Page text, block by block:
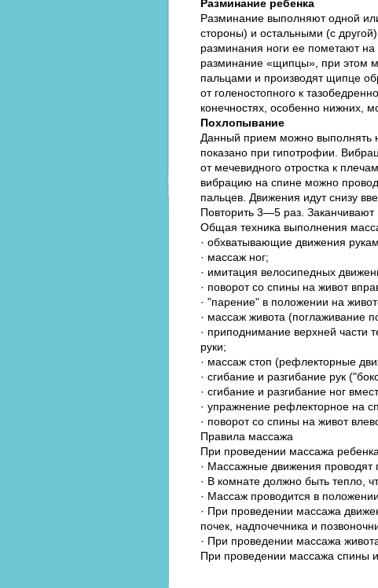
Разминание ребенка
Разминание выполняют одной
стороны) и остальными (с
разминания ноги ее пометают
разминание «щипцы», при этом
пальцами и производят щипце
от голеностопного к
конечностях, особенно нижних,
Похлопывание
Данный прием можно выполнять
показано при гипотрофии.
от мечевидного отростка к
вибрацию на спине можно
пальцев. Движения идут снизу
Повторить 3—5 раз.
Общая техника выполнения
· обхватывающие движения
· массаж ног;
· имитация велосипедных
· поворот со спины на живот
· "парение" в положении на
· массаж живота (поглаживание
· приподнимание верхней части
руки;
· массаж стоп (рефлекторные
· сгибание и разгибание рук
· сгибание и разгибание ног
· упражнение рефлекторное на
· поворот со спины на живот
Правила массажа
При проведении массажа
· Массажные движения
· В комнате должно быть тепло,
· Массаж проводится в
· При проведении массажа
почек, надпочечника и
· При проведении массажа
При проведении массажа спины